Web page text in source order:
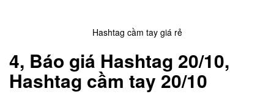
Hashtag cầm tay giá rẻ
4, Báo giá Hashtag 20/10,
Hashtag cầm tay 20/10